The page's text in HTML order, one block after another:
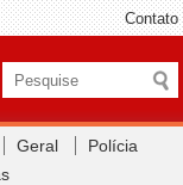
Contato
Geral
Polícia